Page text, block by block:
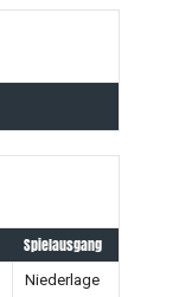
Spielausgang
Niederlage